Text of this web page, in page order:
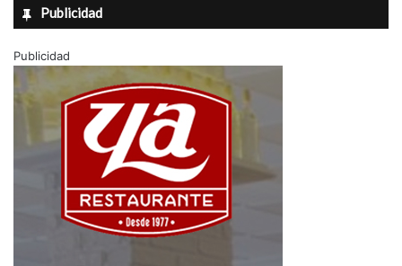
Publicidad
Publicidad